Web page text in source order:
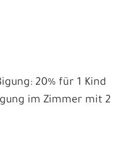
20% für 1 Kind
im Zimmer mit 2